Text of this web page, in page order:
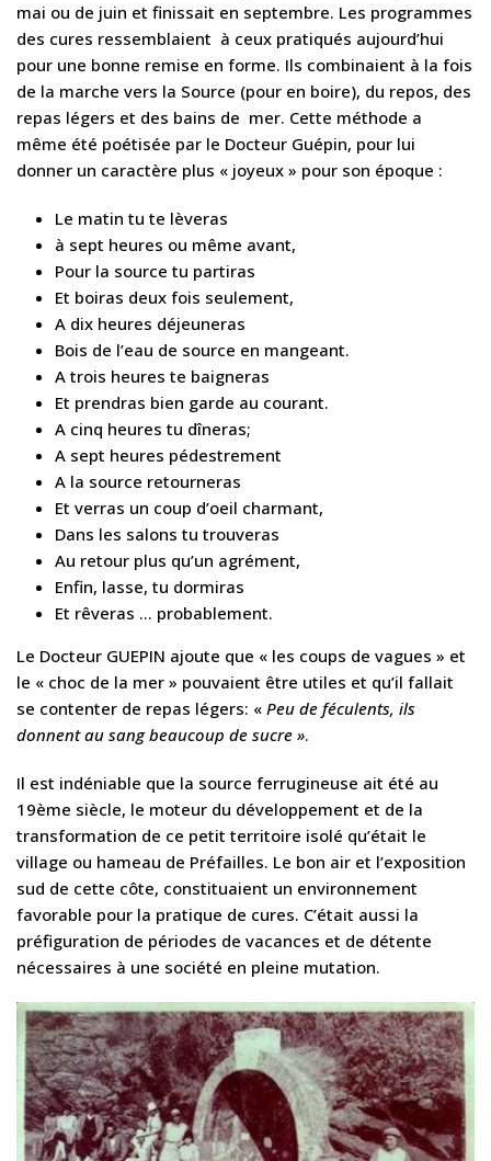
mai ou de juin et finissait en septembre. Les programmes
des cures ressemblaient à ceux pratiqués aujourd’hui
pour une bonne remise en forme. Ils combinaient à la fois
de la marche vers la Source (pour en boire), du repos, des
repas légers et des bains de mer. Cette méthode a
même été poétisée par le Docteur Guépin, pour lui
donner un caractère plus « joyeux » pour son époque :
Le matin tu te lèveras
à sept heures ou même avant,
Pour la source tu partiras
Et boiras deux fois seulement,
A dix heures déjeuneras
Bois de l’eau de source en mangeant.
A trois heures te baigneras
Et prendras bien garde au courant.
A cinq heures tu dîneras;
A sept heures pédestrement
A la source retourneras
Et verras un coup d’oeil charmant,
Dans les salons tu trouveras
Au retour plus qu’un agrément,
Enfin, lasse, tu dormiras
Et rêveras … probablement.
Le Docteur GUEPIN ajoute que « les coups de vagues » et
le « choc de la mer » pouvaient être utiles et qu’il fallait
se contenter de repas légers: « Peu de féculents, ils
donnent au sang beaucoup de sucre ».
Il est indéniable que la source ferrugineuse ait été au
19ème siècle, le moteur du développement et de la
transformation de ce petit territoire isolé qu’était le
village ou hameau de Préfailles. Le bon air et l’exposition
sud de cette côte, constituaient un environnement
favorable pour la pratique de cures. C’était aussi la
préfiguration de périodes de vacances et de détente
nécessaires à une société en pleine mutation.